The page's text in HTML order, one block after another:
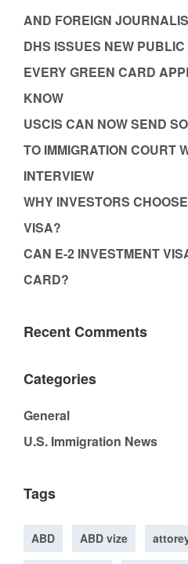
AND FOREIGN
DHS ISSUES NEW
EVERY GREEN CARD
KNOW
USCIS CAN NOW SEND
TO IMMIGRATION COURT
INTERVIEW
WHY INVESTORS
VISA?
CAN E-2 INVESTMENT
CARD?
Recent Comments
Categories
General
U.S. Immigration News
Tags
ABD ABD vize